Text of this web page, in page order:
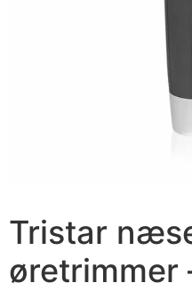
Tristar
øretrimmer